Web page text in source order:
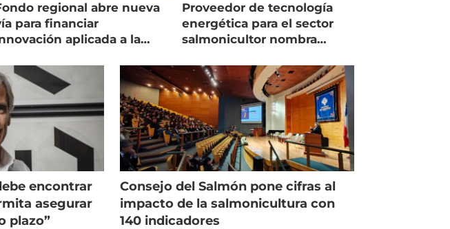
regional abre nueva
para financiar
aplicada a la
Proveedor de tecnología
energética para el sector
salmonicultor nombra
encontrar
asegurar
plazo”
Consejo del Salmón pone cifras al
impacto de la salmonicultura con
140 indicadores